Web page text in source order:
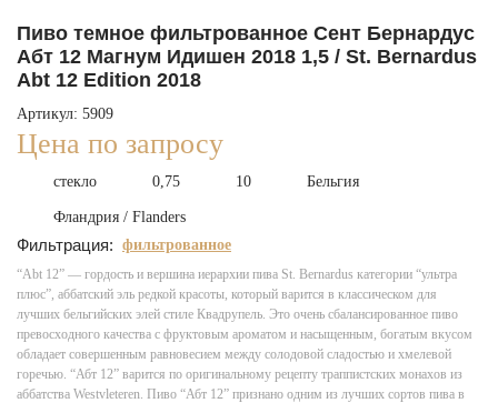
Пиво темное фильтрованное Сент Бернардус
Абт 12 Магнум Идишен 2018 1,5 / St. Bernardus
Abt 12 Edition 2018
Артикул: 5909
Цена по запросу
стекло 0,75 10 Бельгия
Фландрия / Flanders
Фильтрация: фильтрованное
“Abt 12” — гордость и вершина иерархии пива St. Bernardus категории “ультра
плюс”, аббатский эль редкой красоты, который варится в классическом для
лучших бельгийских элей стиле Квадрупель. Это очень сбалансированное пиво
превосходного качества с фруктовым ароматом и насыщенным, богатым вкусом
обладает совершенным равновесием между солодовой сладостью и хмелевой
горечью. “Абт 12” варится по оригинальному рецепту траппистских монахов из
аббатства Westvleteren. Пиво “Абт 12” признано одним из лучших сортов пива в